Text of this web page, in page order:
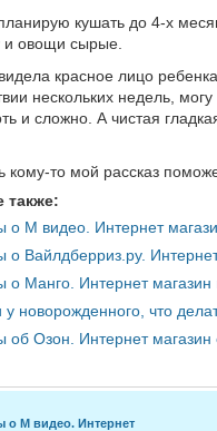
кушать до 4-х
и овощи сырые.
красное лицо
нескольких недель, могу
и сложно. А чистая
кому-то мой рассказ
также:
о М видео. Интернет
о Вайлдберриз.ру.
о Манго. Интернет магазин
у новорожденного, что
об Озон. Интернет магазин
о М видео. Интернет